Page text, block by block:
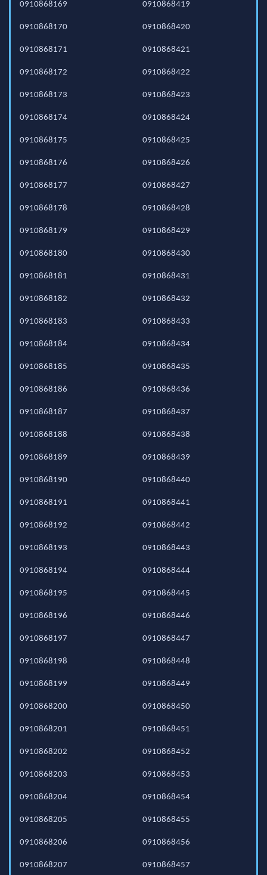
0910868169
0910868170
0910868171
0910868172
0910868173
0910868174
0910868175
0910868176
0910868177
0910868178
0910868179
0910868180
0910868181
0910868182
0910868183
0910868184
0910868185
0910868186
0910868187
0910868188
0910868189
0910868190
0910868191
0910868192
0910868193
0910868194
0910868195
0910868196
0910868197
0910868198
0910868199
0910868200
0910868201
0910868202
0910868203
0910868204
0910868205
0910868206
0910868207
0910868419
0910868420
0910868421
0910868422
0910868423
0910868424
0910868425
0910868426
0910868427
0910868428
0910868429
0910868430
0910868431
0910868432
0910868433
0910868434
0910868435
0910868436
0910868437
0910868438
0910868439
0910868440
0910868441
0910868442
0910868443
0910868444
0910868445
0910868446
0910868447
0910868448
0910868449
0910868450
0910868451
0910868452
0910868453
0910868454
0910868455
0910868456
0910868457